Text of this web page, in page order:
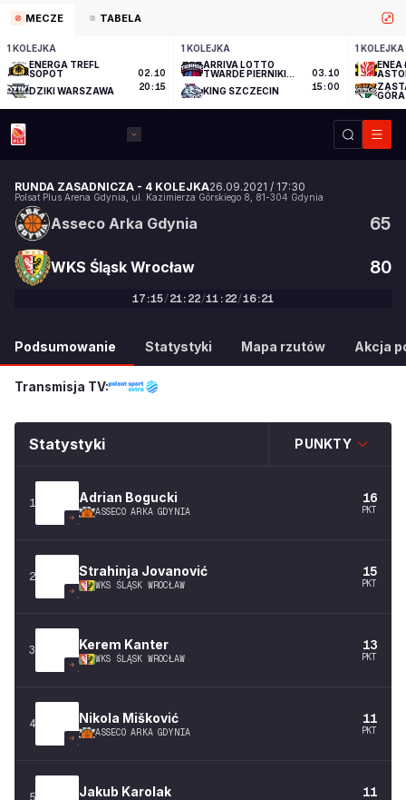
MECZE TABELA
1 KOLEJKA
ENERGA TREFL
SOPOT
DZIKI WARSZAWA
02.10
20:15
1 KOLEJKA
ARRIVA LOTTO
TWARDE PIERNIKI
KING SZCZECIN
03.10
15:00
1 KOLEJKA
ENEA
GÓRA
RUNDA ZASADNICZA - 4 KOLEJKA26.09.2021 / 17:30
Polsat Plus Arena Gdynia ul. Kazimierza Górskiego 8 81-304 Gdynia
Asseco Arka Gdynia 65
80
WKS Śląsk Wrocław
17:15/21: 22/11: 22/16:21
65:80
Podsumowanie Statystyki Mapa rzutów Akcja
Transmisja TV:
Statystyki PUNKTY
1 Adrian Bogucki
ASSECO ARKA GDYNIA
16
PKT
2 Strahinja Jovanović
WKS ŚLĄSK WROCŁAW
15
PKT
3 Kerem Kanter
WKS ŚLĄSK WROCŁAW
13
PKT
4 Nikola Mišković
ASSECO ARKA GDYNIA
11
PKT
5 Jakub Karolak 11